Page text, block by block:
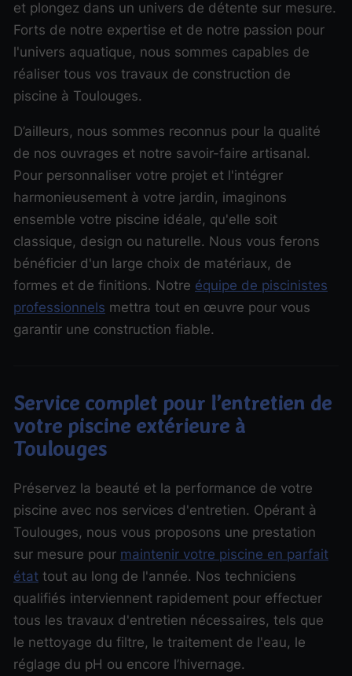
et plongez dans un univers de détente sur mesure.
Forts de notre expertise et de notre passion pour
l'univers aquatique, nous sommes capables de
réaliser tous vos travaux de construction de
piscine à Toulouges.
D’ailleurs, nous sommes reconnus pour la qualité
de nos ouvrages et notre savoir-faire artisanal.
Pour personnaliser votre projet et l'intégrer
harmonieusement à votre jardin, imaginons
ensemble votre piscine idéale, qu'elle soit
classique, design ou naturelle. Nous vous ferons
bénéficier d'un large choix de matériaux, de
formes et de finitions. Notre équipe de piscinistes
professionnels mettra tout en œuvre pour vous
garantir une construction fiable.
Service complet pour l’entretien de
votre piscine extérieure à
Toulouges
Préservez la beauté et la performance de votre
piscine avec nos services d'entretien. Opérant à
Toulouges, nous vous proposons une prestation
sur mesure pour maintenir votre piscine en parfait
état tout au long de l'année. Nos techniciens
qualifiés interviennent rapidement pour effectuer
tous les travaux d'entretien nécessaires, tels que
le nettoyage du filtre, le traitement de l'eau, le
réglage du pH ou encore l’hivernage.